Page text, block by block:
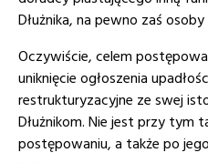
Dłużnika, na pewno zaś
Oczywiście, celem
uniknięcie ogłoszenia
restrukturyzacyjne ze swej
Dłużnikom. Nie jest przy tym
postępowaniu, a także po